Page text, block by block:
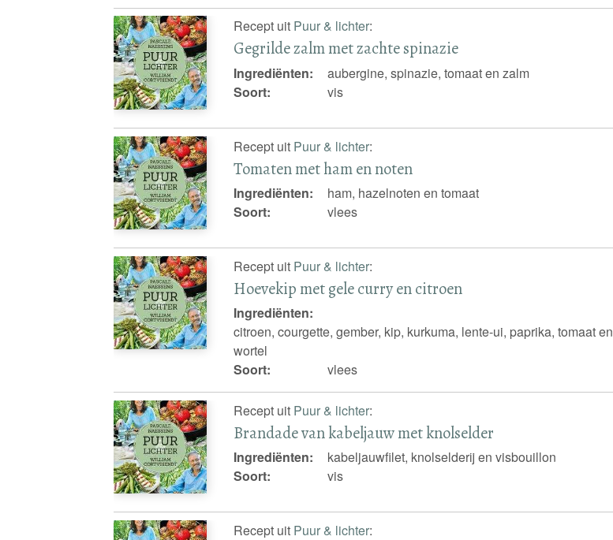
Recept uit Puur & lichter:
Gegrilde zalm met zachte spinazie
Ingrediënten:
aubergine, spinazie, tomaat en zalm
Soort:
vis
Recept uit Puur & lichter:
Tomaten met ham en noten
Ingrediënten:
ham, hazelnoten en tomaat
Soort:
vlees
Recept uit Puur & lichter:
Hoevekip met gele curry en citroen
Ingrediënten:
citroen, courgette, gember, kip, kurkuma, lente-ui, paprika, tomaat en
wortel
Soort:
vlees
Recept uit Puur & lichter:
Brandade van kabeljauw met knolselder
Ingrediënten:
kabeljauwfilet, knolselderij en visbouillon
Soort:
vis
Recept uit Puur & lichter: